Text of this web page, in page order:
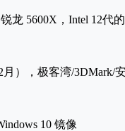
龙 5600X，Intel 12代
），极客湾/3DMark/
10 镜像